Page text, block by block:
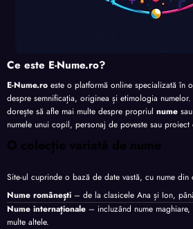
Ce este E-Nume.ro?
E-Nume.ro este o platformă online specializată în
despre semnificația, originea și etimologia
dorește să afle mai multe despre propriul nume
numele unui copil, personaj de poveste sau proiect
O colecție variată de nume
Site-ul cuprinde o bază de date vastă, cu nume
Nume românești – de la clasicele Ana și Ion,
Nume internaționale – incluzând nume
multe altele.